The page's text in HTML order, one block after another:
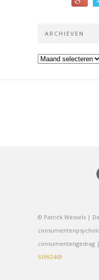
ARCHIEVEN
Archieven
© Patrick Wessels |
consumentengedrag
51992469